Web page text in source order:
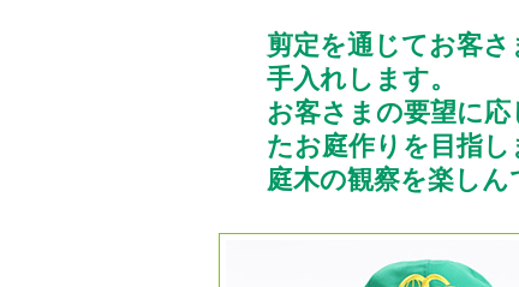
剪定を通じてお客
手入れします。
お客さまの要望に
たお庭作りを目指し
庭木の観察を楽しん